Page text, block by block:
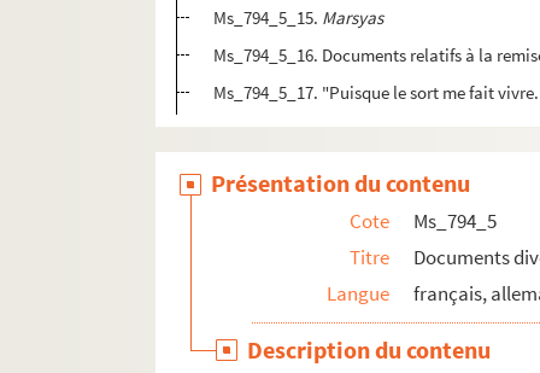
Ms_794_5_15. Marsyas
Ms_794_5_16. Documents relatifs à la
Ms_794_5_17. "Puisque le sort me fait
Présentation du contenu
Cote
Ms_794_5
Titre
Documents
Langue
français,
Description du contenu